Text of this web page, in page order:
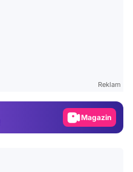
Reklam
Magazin